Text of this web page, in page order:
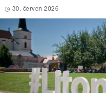
30. červen 2026